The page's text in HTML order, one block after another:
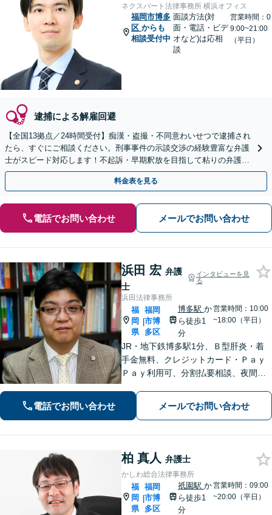
ネクスパート法律事務所 横浜オフィス
福岡市博多
区 からも
相談受付中
面談方法(対
面・電話・ビデ
オなど)は応相
談
営業時間：0
9:00~21:00
（平日）
逮捕による解雇回避
【全国13拠点／24時間受付】痴漢・盗撮・不同意わいせつで逮捕され
たら、すぐにご相談ください。刑事事件の示談交渉の経験豊富な弁護
士がスピード対応します！不起訴・早期釈放を目指して粘りの弁護活
動を行います。
料金表を見る
電話でお問い合わせ メールでお問い合わせ
浜田 宏 弁護
士
インタビューを見
る
浜田法律事務所
福
岡
県
|
福岡
市博
多区
博多駅 か
ら徒歩1
分
営業時間：10:00
~18:00（平日）
JR・地下鉄博多駅1分、Ｂ型肝炎・着
手金無料、クレジットカード・Ｐａｙ
Ｐａｙ利用可、分割払要相談、夜間・
1年。インターネット問題、医療、離
婚、相続、後見、交通事故、借金、労
電話でお問い合わせ メールでお問い合わせ
柏 真人 弁護士
かしわ総合法律事務所
福
岡
県
|
福岡
市博
多区
祇園駅 か
ら徒歩1
分
営業時間：09:00
~20:00（平日）